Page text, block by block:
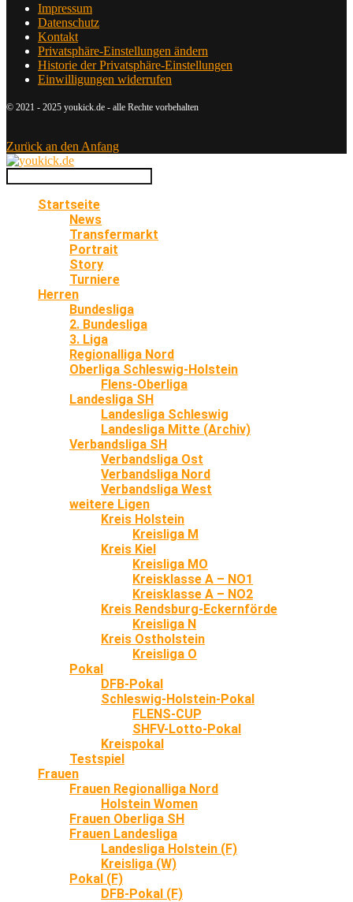
Impressum
Datenschutz
Kontakt
Privatsphäre-Einstellungen ändern
Historie der Privatsphäre-Einstellungen
Einwilligungen widerrufen
© 2021 - 2025 youkick.de - alle Rechte vorbehalten
Zurück an den Anfang
Startseite
News
Transfermarkt
Portrait
Story
Turniere
Herren
Bundesliga
2. Bundesliga
3. Liga
Regionalliga Nord
Oberliga Schleswig-Holstein
Flens-Oberliga
Landesliga SH
Landesliga Schleswig
Landesliga Mitte (Archiv)
Verbandsliga SH
Verbandsliga Ost
Verbandsliga Nord
Verbandsliga West
weitere Ligen
Kreis Holstein
Kreisliga M
Kreis Kiel
Kreisliga MO
Kreisklasse A – NO1
Kreisklasse A – NO2
Kreis Rendsburg-Eckernförde
Kreisliga N
Kreis Ostholstein
Kreisliga O
Pokal
DFB-Pokal
Schleswig-Holstein-Pokal
FLENS-CUP
SHFV-Lotto-Pokal
Kreispokal
Testspiel
Frauen
Frauen Regionalliga Nord
Holstein Women
Frauen Oberliga SH
Frauen Landesliga
Landesliga Holstein (F)
Kreisliga (W)
Pokal (F)
DFB-Pokal (F)